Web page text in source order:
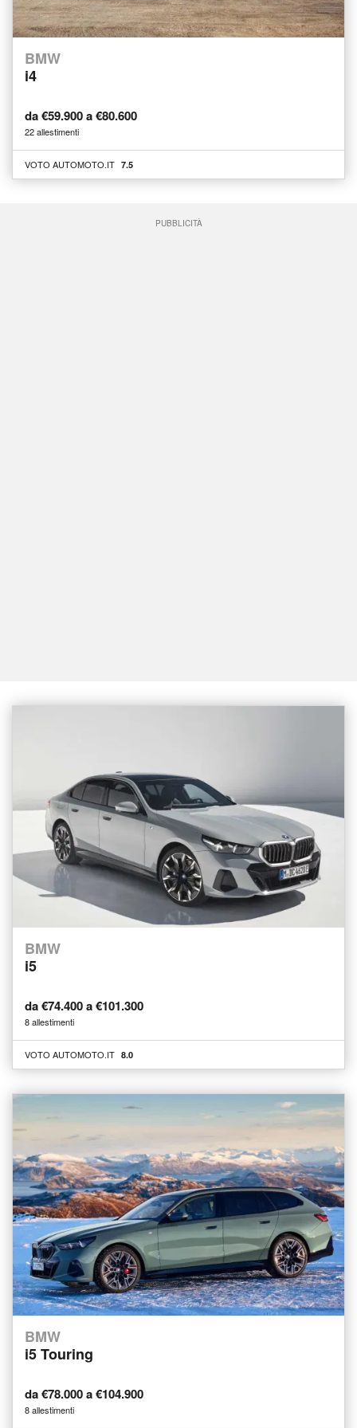
BMW
i4
da €59.900 a €80.600
22 allestimenti
VOTO AUTOMOTO.IT 7.5
PUBBLICITÀ
BMW
i5
da €74.400 a €101.300
8 allestimenti
VOTO AUTOMOTO.IT 8.0
BMW
i5 Touring
da €78.000 a €104.900
8 allestimenti